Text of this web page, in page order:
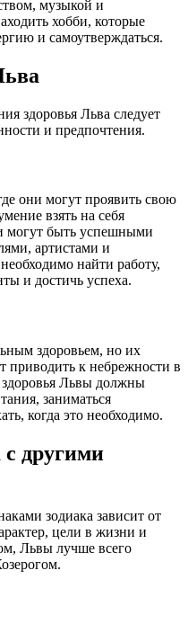
музыкой и
хобби, которые
и самоутверждаться.
здоровья Льва следует
и предпочтения.
они могут проявить свою
взять на себя
могут быть успешными
артистами и
найти работу,
и достичь успеха.
здоровьем, но их
приводить к небрежности в
здоровья Львы должны
заниматься
когда это необходимо.
другими
зодиака зависит от
цели в жизни и
Львы лучше всего